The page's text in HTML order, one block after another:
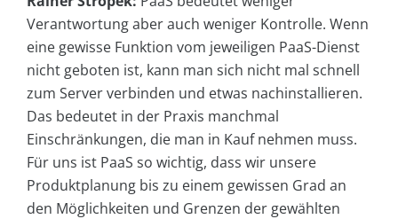
Verantwortung aber auch weniger Kontrolle. Wenn
eine gewisse Funktion vom jeweiligen PaaS-Dienst
nicht geboten ist, kann man sich nicht mal schnell
zum Server verbinden und etwas nachinstallieren.
Das bedeutet in der Praxis manchmal
Einschränkungen, die man in Kauf nehmen muss.
Für uns ist PaaS so wichtig, dass wir unsere
Produktplanung bis zu einem gewissen Grad an
den Möglichkeiten und Grenzen der gewählten